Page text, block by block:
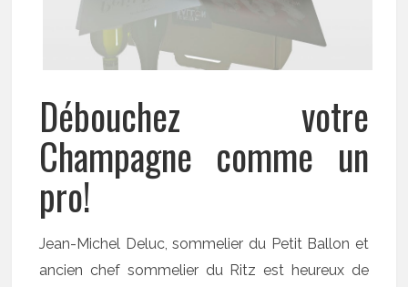
Débouchez votre
Champagne comme un
pro!
Jean-Michel Deluc, sommelier du Petit Ballon et
ancien chef sommelier du Ritz est heureux de